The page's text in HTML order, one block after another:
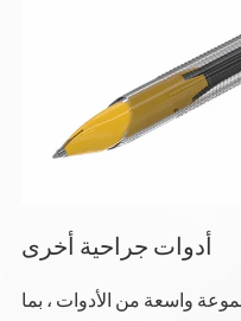
أدوات جراحية أخرى
واسعة من الأدوات ، بما